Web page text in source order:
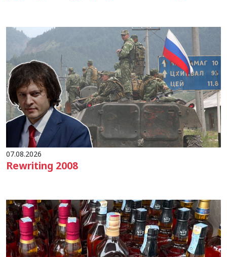
07.08.2026
Rewriting 2008